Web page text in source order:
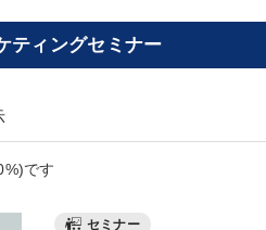
ティングセミナー
です
セミナー